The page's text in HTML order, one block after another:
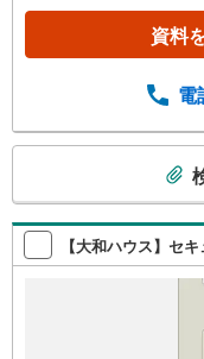
資料
電
検
索
条